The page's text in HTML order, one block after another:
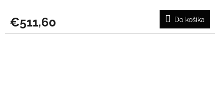
€511,60 Do košíka